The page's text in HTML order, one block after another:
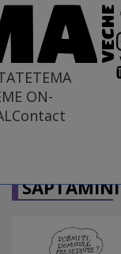
TEMA
ON-
Contact